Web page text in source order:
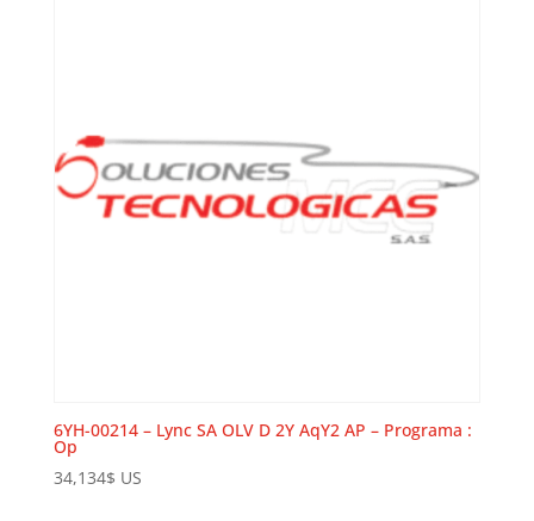
6YH-00214 – Lync SA OLV D 2Y AqY2 AP – Programa :
Op
34,134$ US